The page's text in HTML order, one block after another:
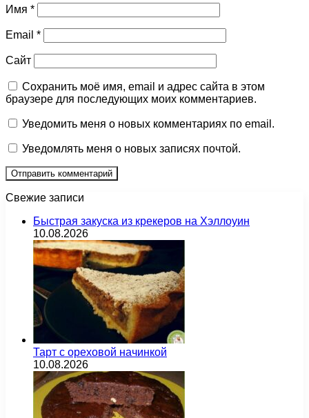
Имя *
Email *
Сайт
Сохранить моё имя, email и адрес сайта в этом
браузере для последующих моих комментариев.
Уведомить меня о новых комментариях по email.
Уведомлять меня о новых записях почтой.
Свежие записи
Быстрая закуска из крекеров на Хэллоуин
10.08.2026
Тарт с ореховой начинкой
10.08.2026